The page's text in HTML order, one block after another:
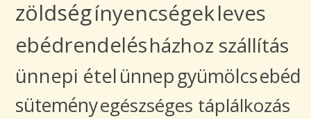
zöldségínyencségekleves
ebédrendelésházhoz szállítás
ünnepi ételünnepgyümölcsebéd
süteményegészséges táplálkozás